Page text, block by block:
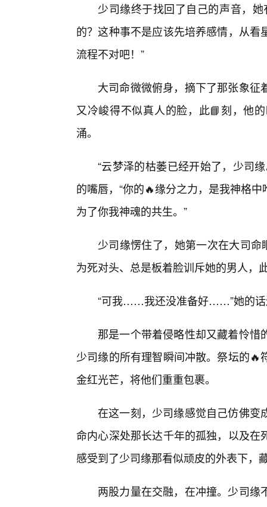
少司缘终于找回了自己的声音，
的？这种事不是应该先培养感情，从
流程不对吧！”
大司命微微俯身，摘下了那张象
又冷峻得不似真人的脸，此📘刻，他
涌。
“云梦泽的枯萎已经开始了，少司
的嘴唇，“你的🔥缘分之力，是我神格
为了你我神魂的共生。”
少司缘愣住了，她第一次在大司命
为死对头、总是板着脸训斥她的男人，
“可我……我还没准备好……”她的话
那是一个带着侵略性却又藏着怜
少司缘的所有理智瞬间冲散。祭坛的
金红光芒，将他们重重包裹。
在这一刻，少司缘感觉自己仿佛变
命内心深处那长达千年的孤独，以及
感受到了少司缘那看似顽皮的外表下，
两股力量在交融，在冲撞。少司